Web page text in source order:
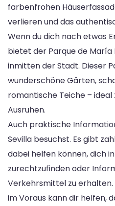
farbenfrohen
verlieren und das
Wenn du dich nach etwas
bietet der Parque de María
inmitten der Stadt. Dieser
wunderschöne Gärten,
romantische Teiche – ideal
Ausruhen.
Auch praktische
Sevilla besuchst. Es gibt
dabei helfen können, dich
zurechtzufinden oder
Verkehrsmittel zu
im Voraus kann dir helfen,